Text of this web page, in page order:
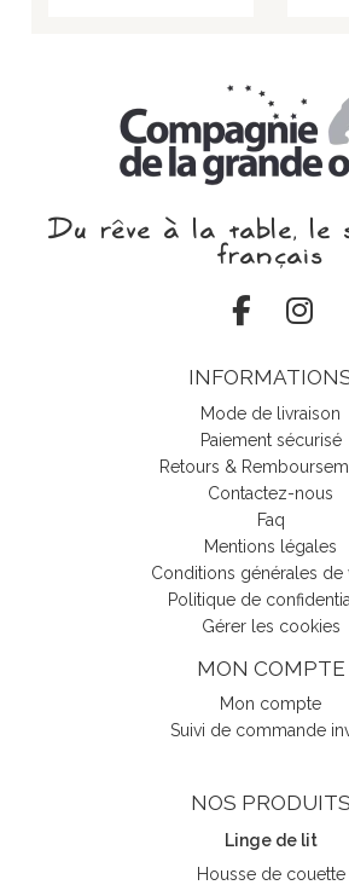
Du rêve à la table, le
français
Mode de livraison
Paiement sécurisé
Retours &
Contactez-nous
Faq
Mentions légales
Conditions générales de
Politique de
Gérer les cookies
MON COMPTE
Mon compte
Suivi de commande
NOS PRODUITS
Linge de lit
Housse de couette